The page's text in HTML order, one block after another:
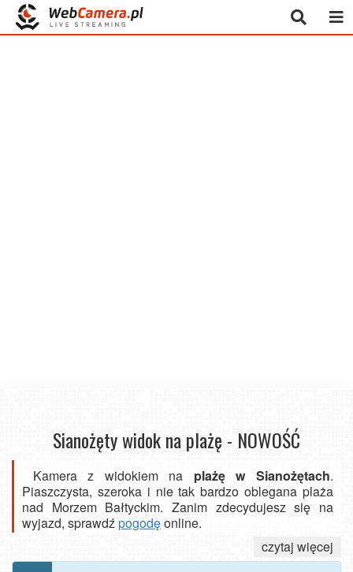
Sianożęty widok na plażę - NOWOŚĆ
Kamera z widokiem na plażę w Sianożętach.
Piaszczysta, szeroka i nie tak bardzo oblegana plaża
nad Morzem Bałtyckim. Zanim zdecydujesz się na
wyjazd, sprawdźpogodęonline.
czytaj więcej